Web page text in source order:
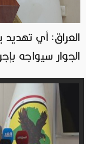
العراق: أي تهديد
الجوار سيواجه